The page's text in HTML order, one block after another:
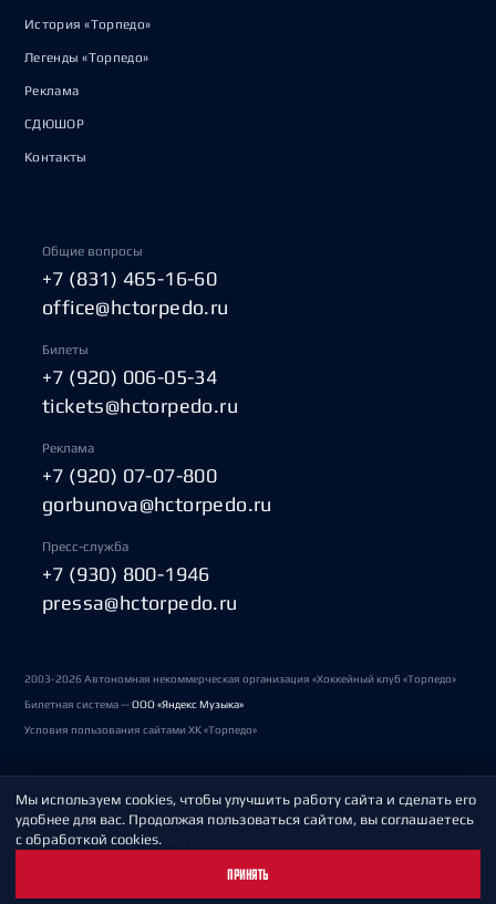
История «Торпедо»
Легенды «Торпедо»
Реклама
СДЮШОР
Контакты
Общие вопросы
+7 (831) 465-16-60
office@hctorpedo.ru
Билеты
+7 (920) 006-05-34
tickets@hctorpedo.ru
Реклама
+7 (920) 07-07-800
gorbunova@hctorpedo.ru
Пресс-служба
+7 (930) 800-1946
pressa@hctorpedo.ru
2003-2026 Автономная некоммерческая организация «Хоккейный клуб «Торпедо»
Билетная система —ООО «Яндекс Музыка»
Условия пользования сайтами ХК «Торпедо»
Политика обработки персональных данных
Пользовательское соглашение
Мы используем cookies, чтобы улучшить работу сайта и сделать его
удобнее для вас. Продолжая пользоваться сайтом, вы соглашаетесь
с обработкой cookies.
ПРИНЯТЬ